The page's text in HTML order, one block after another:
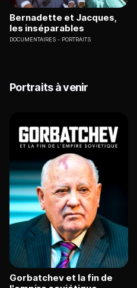
Bernadette et Jacques,
les inséparables
DOCUMENTAIRES PORTRAITS
Portraits à venir
Gorbatchev et la fin de